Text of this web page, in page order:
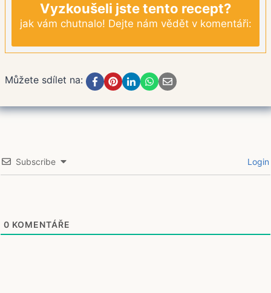
Vyzkoušeli jste tento recept?
jak vám chutnalo! Dejte nám vědět v komentáři:
Můžete sdílet na:
Subscribe Login
0 KOMENTÁŘE